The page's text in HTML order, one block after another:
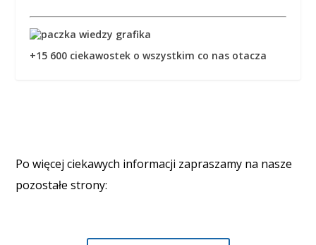
+15 600 ciekawostek o wszystkim co nas otacza
Po więcej ciekawych informacji zapraszamy na nasze
pozostałe strony: